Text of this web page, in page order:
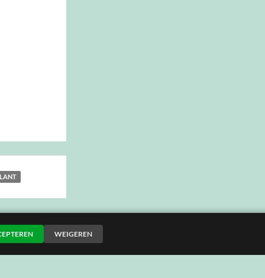
WEIGEREN